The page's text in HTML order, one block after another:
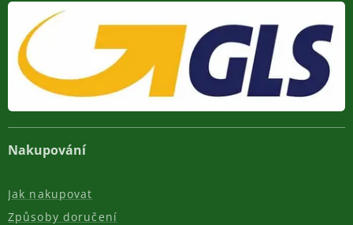
Nakupování
Jak nakupovat
Způsoby doručení